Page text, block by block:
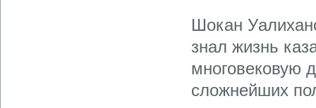
Шокан
знал жизнь
многовековую
сложнейших